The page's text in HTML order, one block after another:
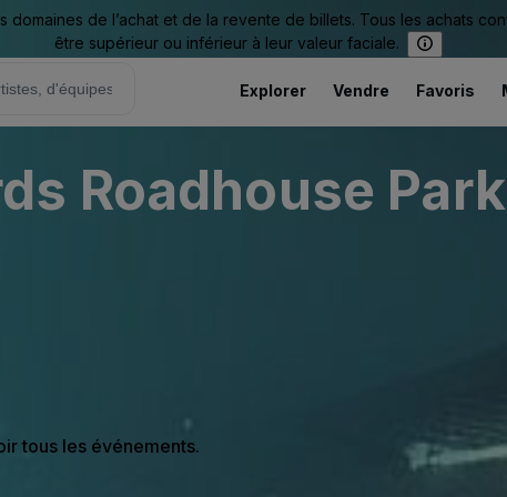
de l’achat et de la revente de billets. Tous les achats
être supérieur ou inférieur à leur valeur faciale.
Explorer Vendre Favoris
Roadhouse
tous les événements.